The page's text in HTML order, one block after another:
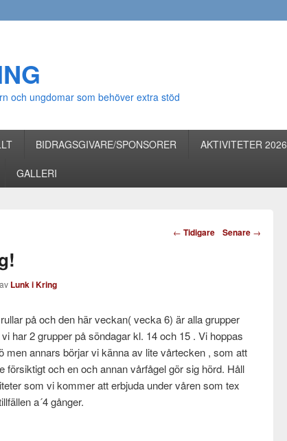
och ungdomar som behöver extra stöd
BIDRAGSGIVARE/SPONSORER AKTIVITETER 2026
GALLERI
Inläggsnavigering
← Tidigare Senare →
av Lunk i Kring
på och den här veckan( vecka 6) är alla grupper
har 2 grupper på söndagar kl. 14 och 15 . Vi hoppas
men annars börjar vi känna av lite vårtecken , som att
försiktigt och en och annan vårfågel gör sig hörd. Håll
som vi kommer att erbjuda under våren som tex
a´4 gånger.